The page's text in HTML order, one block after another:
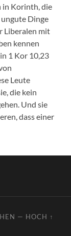
in Korinth, die
Dinge
Liberalen mit
kennen
1 Kor 10,23
Leute
die kein
Und sie
dass einer
— HOCH ↑